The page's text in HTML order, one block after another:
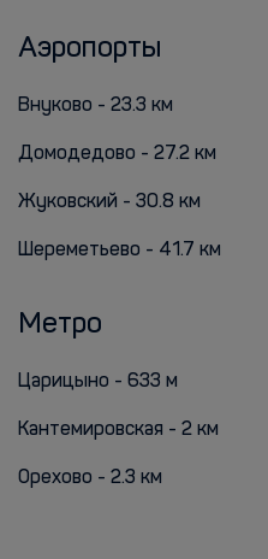
Аэропорты
Внуково - 23.3 км
Домодедово - 27.2 км
Жуковский - 30.8 км
Шереметьево - 41.7 км
Метро
Царицыно - 633 м
Кантемировская - 2 км
Орехово - 2.3 км